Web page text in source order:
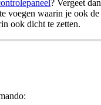
? Vergeet dan
voegen waarin je ook de
ook dicht te zetten.